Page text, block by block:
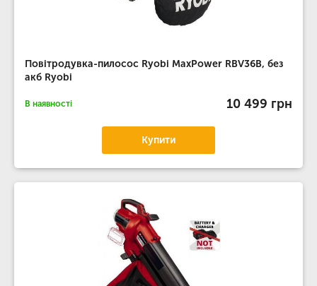
Повітродувка-пилосос Ryobi MaxPower RBV36B, без
акб Ryobi
В наявності 10 499 грн
Купити